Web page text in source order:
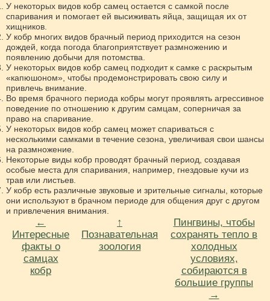
У некоторых видов кобр самец остается с самкой после
спаривания и помогает ей высиживать яйца, защищая их от
хищников.
У кобр многих видов брачный период приходится на сезон
дождей, когда погода благоприятствует размножению и
появлению добычи для потомства.
У некоторых видов кобр самец подходит к самке с раскрытым
«капюшоном», чтобы продемонстрировать свою силу и
привлечь внимание.
Во время брачного периода кобры могут проявлять агрессивное
поведение по отношению к другим самцам, соперничая за
право на спаривание.
У некоторых видов кобр самец может спариваться с
несколькими самками в течение сезона, увеличивая свои шансы
на размножение.
Некоторые виды кобр проводят брачный период, создавая
особые места для спаривания, например, гнездовые кучи из
трав или листьев.
У кобр есть различные звуковые и зрительные сигналы, которые
они используют в брачном периоде для общения друг с другом
и привлечения внимания.
←
Интересные
факты о
самцах
кобр
↑
Познавательная
зоология
Пингвины, чтобы
сохранять тепло в
холодных
условиях,
собираются в
большие группы
→